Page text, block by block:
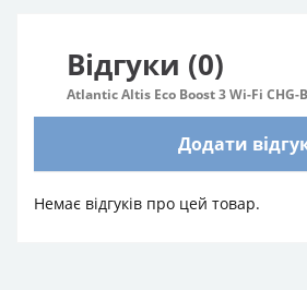
Відгуки (0)
Atlantic Altis Eco Boost 3 Wi-Fi CHG-
Додати
Немає відгуків про цей товар.